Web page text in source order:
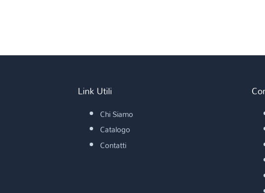
Link Utili
Chi Siamo
Catalogo
Contatti